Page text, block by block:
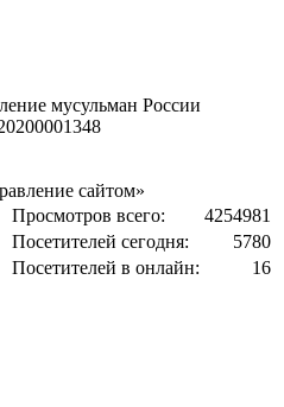
мусульман России
сайтом»
Просмотров всего:
4254981
Посетителей сегодня:
5780
Посетителей в онлайн:
16